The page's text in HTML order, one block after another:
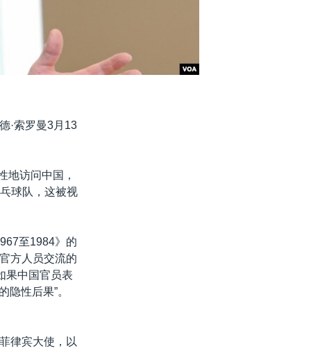
·索罗曼3月13
地访问中国，
球队，这被视
至1984》的
方人员交流的
果中国官员表
隐性后果”。
律宾大使，以